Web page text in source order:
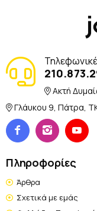
Ακτή
Γλάυκου 9, Πάτρα,
Πληροφορίες
Άρθρα
Σχετικά με εμάς